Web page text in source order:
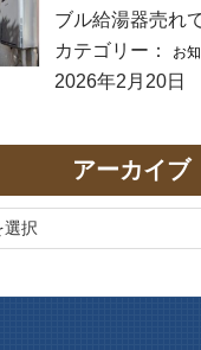
ブル給湯器売れ
カテゴリー：
お
2026年2月20日
アーカイブ